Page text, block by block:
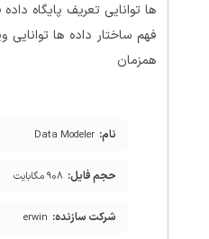
ها توانایی تعریف پایگاه داده
فهم ساختار داده ها
همزمان
نام: Data Modeler
حجم فایل: ۹۰۸ مگابایت
شرکت سازنده: erwin